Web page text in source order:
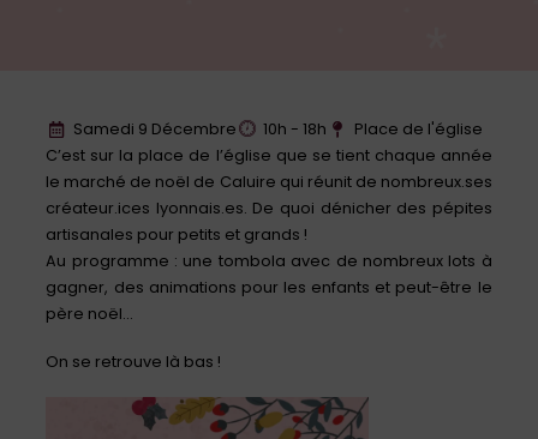
Samedi 9 Décembre 10h - 18h
Place de l'église
C’est sur la place de l’église que se tient chaque année
le marché de noël de Caluire qui réunit de nombreux.ses
créateur.ices lyonnais.es. De quoi dénicher des pépites
artisanales pour petits et grands !
Au programme : une tombola avec de nombreux lots à
gagner, des animations pour les enfants et peut-être le
père noël…
On se retrouve là bas !